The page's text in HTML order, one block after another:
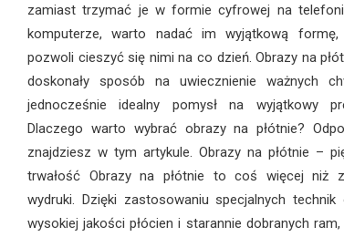
zamiast trzymać je w formie cyfrowej na
komputerze, warto nadać im wyjątkową formę,
pozwoli cieszyć się nimi na co dzień. Obrazy na
doskonały sposób na uwiecznienie ważnych
jednocześnie idealny pomysł na wyjątkowy
Dlaczego warto wybrać obrazy na płótnie?
znajdziesz w tym artykule. Obrazy na płótnie –
trwałość Obrazy na płótnie to coś więcej niż
wydruki. Dzięki zastosowaniu specjalnych technik
wysokiej jakości płócien i starannie dobranych ram,